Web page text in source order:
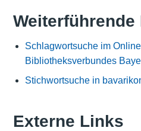
Weiterführende
Schlagwortsuche im
Bibliotheksverbundes
Stichwortsuche in
Externe Links